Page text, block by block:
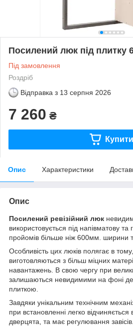
Посилений люк під плитку
Під замовлення
Роздріб
Відправка з 13 серпня 2026
7 260 ₴
Купити
Опис Характеристики
Опис
Посилений ревізійний люк
використовується під напівматову та
пройомів більше ніж 600мм. ширини
Особливість цих люків полягає в
виготовляються з більш міцних
навантажень. В свою чергу при
залишаються невидимими на фоні
плиткою.
Завдяки унікальним технічним
при встановленні легко відчиняється
дверцята, та має регулювання завісів.